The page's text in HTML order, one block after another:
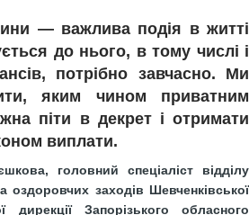
— важлива подія в житті
до нього, в тому числі і
потрібно завчасно. Ми
яким чином приватним
піти в декрет і отримати
виплати.
головний спеціаліст відділу
оздоровчих заходів Шевченківської
дирекції Запорізького обласного